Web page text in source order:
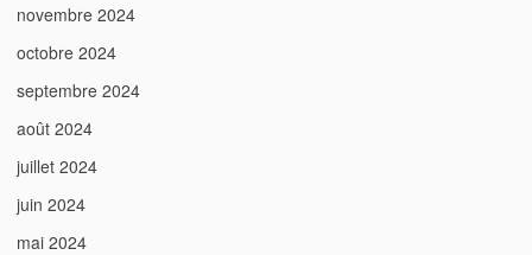
novembre 2024
octobre 2024
septembre 2024
août 2024
juillet 2024
juin 2024
mai 2024